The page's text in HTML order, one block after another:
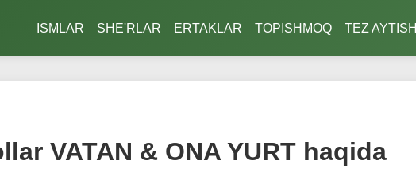
ISMLAR SHE'RLAR ERTAKLAR TOPISHMOQ TEZ AYTISH
VATAN & ONA YURT haqida